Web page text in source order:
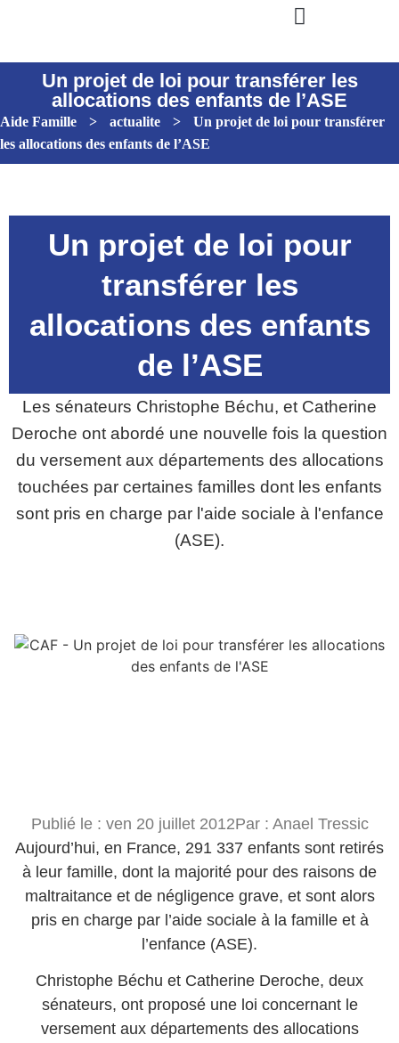
Un projet de loi pour transférer les
allocations des enfants de l’ASE
Aide Famille > actualite >
Un projet de loi pour transférer
les allocations des enfants de l’ASE
Un projet de loi pour
transférer les
allocations des enfants
de l’ASE
Les sénateurs Christophe Béchu, et Catherine
Deroche ont abordé une nouvelle fois la question
du versement aux départements des allocations
touchées par certaines familles dont les enfants
sont pris en charge par l'aide sociale à l'enfance
(ASE).
Publié le : ven 20 juillet 2012Par : Anael Tressic
Aujourd’hui, en France, 291 337 enfants sont retirés
à leur famille, dont la majorité pour des raisons de
maltraitance et de négligence grave, et sont alors
pris en charge par l’aide sociale à la famille et à
l’enfance (ASE).
Christophe Béchu et Catherine Deroche, deux
sénateurs, ont proposé une loi concernant le
versement aux départements des allocations